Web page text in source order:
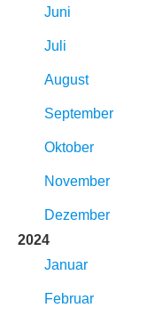
Juni
Juli
August
September
Oktober
November
Dezember
2024
Januar
Februar